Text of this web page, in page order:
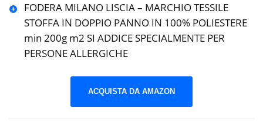
FODERA MILANO LISCIA – MARCHIO TESSILE
STOFFA IN DOPPIO PANNO IN 100% POLIESTERE
min 200g m2 SI ADDICE SPECIALMENTE PER
PERSONE ALLERGICHE
ACQUISTA DA AMAZON